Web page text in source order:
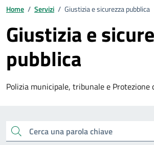
Home / Servizi / Giustizia e sicurezza pubblica
Giustizia e
pubblica
Polizia municipale, tribunale e Protezione
Cerca una parola chiave